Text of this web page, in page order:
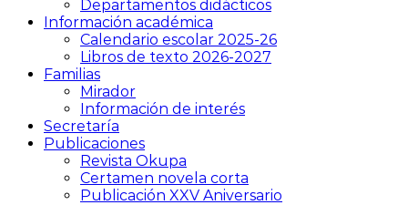
Departamentos didácticos
Información académica
Calendario escolar 2025-26
Libros de texto 2026-2027
Familias
Mirador
Información de interés
Secretaría
Publicaciones
Revista Okupa
Certamen novela corta
Publicación XXV Aniversario